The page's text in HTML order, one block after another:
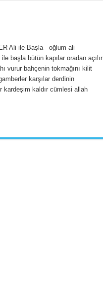
Ali ile Başla oğlum ali
başla bütün kapılar oradan açılır
vurur bahçenin tokmağını kilit
karşılar derdinin
kardeşim kaldır cümlesi allah